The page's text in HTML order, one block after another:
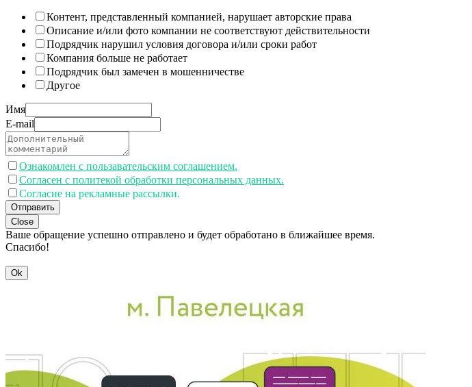
Контент, представленный компанией, нарушает авторские права
Описание и/или фото компании не соответствуют действительности
Подрядчик нарушил условия договора и/или сроки работ
Компания больше не работает
Подрядчик был замечен в мошенничестве
Другое
Имя
E-mail
Ознакомлен с пользавательским соглашением.
Согласен с политекой обработки персональных данных.
Согласие на рекламные рассылки.
Отправить
Close
Ваше обращение успешно отправлено и будет обработано в ближайшее время.
Спасибо!
Ok